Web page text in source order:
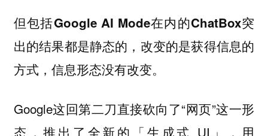
但包括Google AI Mode在内的ChatBox突
出的结果都是静态的，改变的是获得信息的
方式，信息形态没有改变。
Google这回第二刀直接砍向了“网页”这一形
态，推出了全新的「生成式 UI」，用